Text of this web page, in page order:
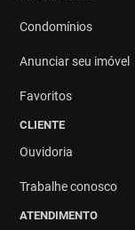
Condomínios
Anunciar seu imóvel
Favoritos
CLIENTE
Ouvidoria
Trabalhe conosco
ATENDIMENTO